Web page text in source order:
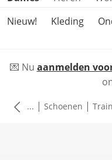
Nieuw!
Kleding
💌 Nu aanmelden
... | Schoenen |